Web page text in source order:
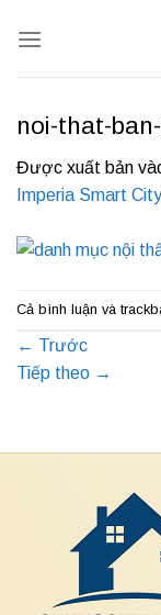
qua
noi-that-
Được xuất bản
Imperia Smart City
Cả bình luận và
← Trước
Tiếp theo →